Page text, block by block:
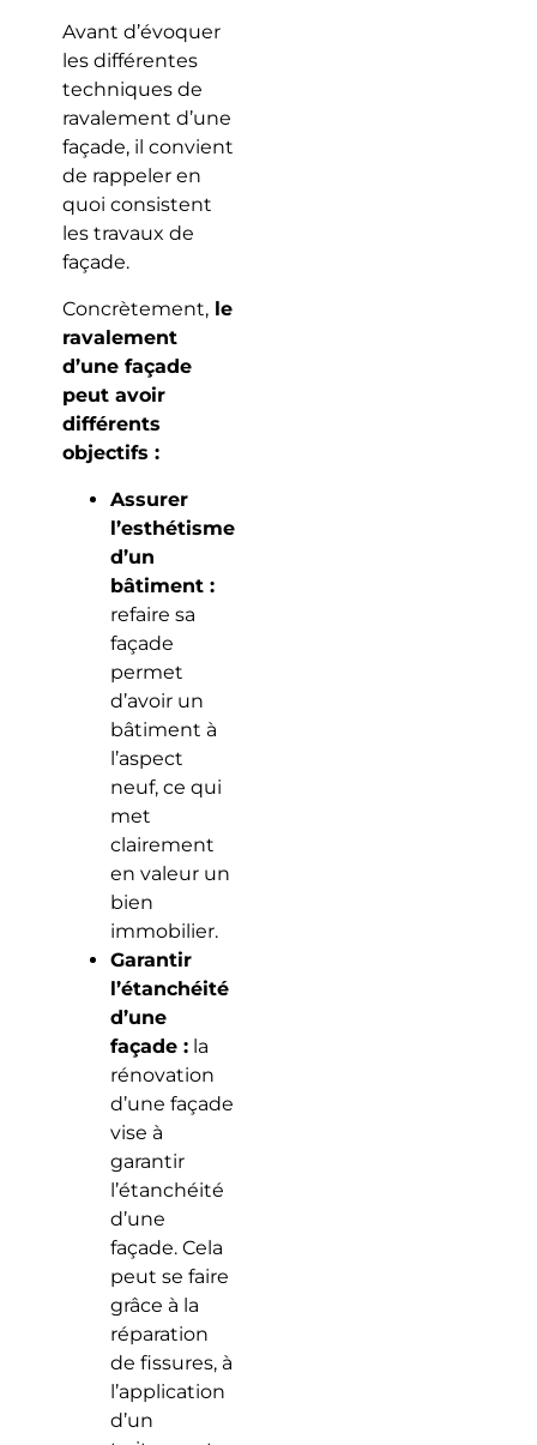
Avant d’évoquer
les différentes
techniques de
ravalement d’une
façade, il convient
de rappeler en
quoi consistent
les travaux de
façade.
Concrètement,le
ravalement
d’une façade
peut avoir
différents
objectifs :
Assurer
l’esthétisme
d’un
bâtiment :
refaire sa
façade
permet
d’avoir un
bâtiment à
l’aspect
neuf, ce qui
met
clairement
en valeur un
bien
immobilier.
Garantir
l’étanchéité
d’une
façade :la
rénovation
d’une façade
vise à
garantir
l’étanchéité
d’une
façade. Cela
peut se faire
grâce à la
réparation
de fissures, à
l’application
d’un